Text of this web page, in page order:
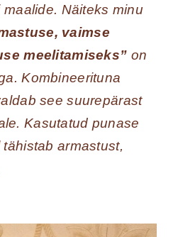
Näiteks minu
vaimse
meelitamiseks” on
Kombineerituna
see suurepärast
Kasutatud punase
armastust,